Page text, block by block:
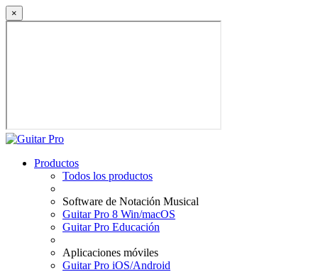
×
Productos
Todos los productos
Software de Notación Musical
Guitar Pro 8 Win/macOS
Guitar Pro Educación
Aplicaciones móviles
Guitar Pro iOS/Android